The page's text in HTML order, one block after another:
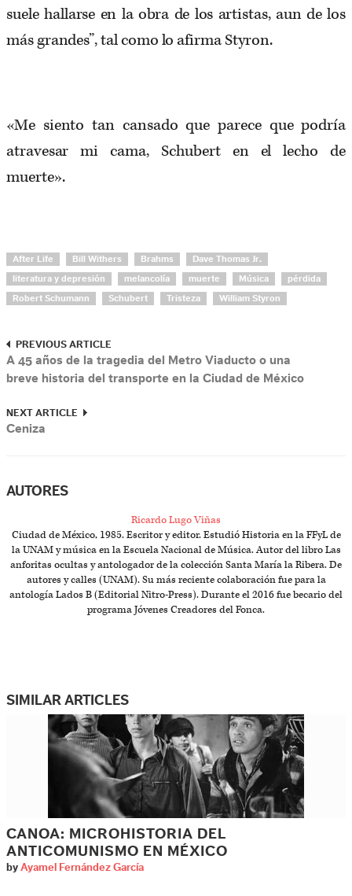
suele hallarse en la obra de los artistas, aun de los
más grandes”, tal como lo afirma Styron.
«Me siento tan cansado que parece que podría
atravesar mi cama, Schubert en el lecho de
muerte».
After Life Bill Withers Brahms Dave Thomas Jr.
literatura y depresión melancolía muerte Música pérdida
Robert Schumann Schubert Tristeza William Styron
PREVIOUS ARTICLE
A 45 años de la tragedia del Metro Viaducto o una
breve historia del transporte en la Ciudad de México
NEXT ARTICLE
Ceniza
AUTORES
Ricardo Lugo Viñas
Ciudad de México, 1985. Escritor y editor. Estudió Historia en la FFyL de
la UNAM y música en la Escuela Nacional de Música. Autor del libro Las
anforitas ocultas y antologador de la colección Santa María la Ribera. De
autores y calles (UNAM). Su más reciente colaboración fue para la
antología Lados B (Editorial Nitro-Press). Durante el 2016 fue becario del
programa Jóvenes Creadores del Fonca.
SIMILAR ARTICLES
CANOA: MICROHISTORIA DEL
ANTICOMUNISMO EN MÉXICO
by Ayamel Fernández García